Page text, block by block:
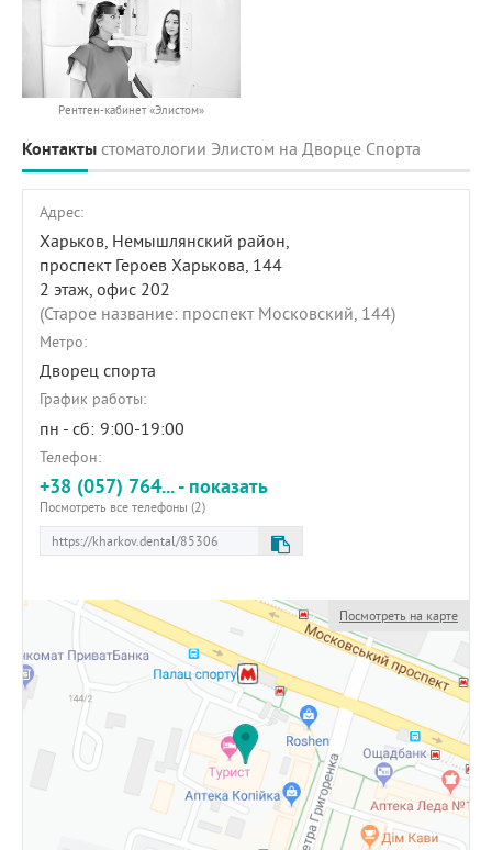
Рентген-кабинет «Элистом»
Контакты стоматологии Элистом на Дворце Спорта
Адрес:
Харьков, Немышлянский район,
проспект Героев Харькова, 144
2 этаж, офис 202
(Старое название: проспект Московский, 144)
Метро:
Дворец спорта
График работы:
пн - сб: 9:00-19:00
Телефон:
+38 (057) 764... - показать
Посмотреть все телефоны (2)
Посмотреть на карте